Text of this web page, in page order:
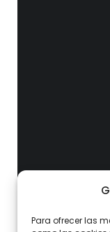
Para ofrecer las